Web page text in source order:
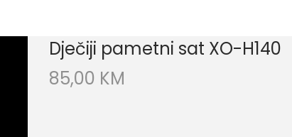
Dječiji pametni sat XO-H140
85,00 KM